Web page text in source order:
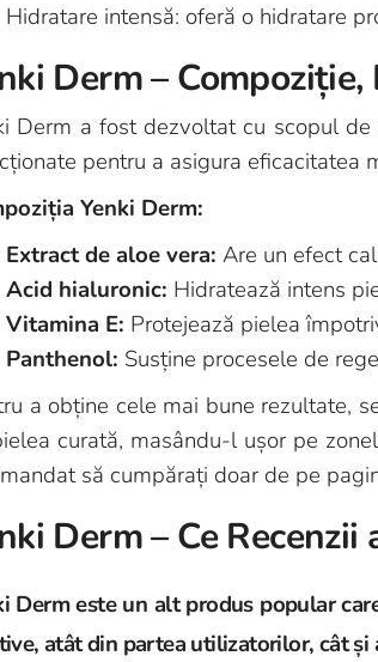
Hidratare intensă: oferă o hidratare
Derm –
Derm a fost dezvoltat cu scopul
pentru a asigura eficacitatea
Yenki Derm:
Extract de aloe vera: Are un efect
Acid hialuronic: Hidratează intens
Vitamina E: Protejează pielea
Panthenol: Susține procesele de
a obține cele mai bune rezultate,
curată, masându-l ușor pe
să cumpărați doar de pe
Derm – Ce Recenzii
Derm este un alt produs popular
atât din partea utilizatorilor, cât și